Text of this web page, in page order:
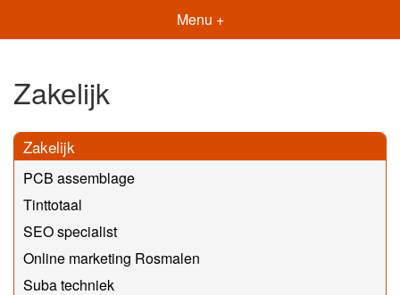
Menu +
Zakelijk
Zakelijk
PCB assemblage
Tinttotaal
SEO specialist
Online marketing Rosmalen
Suba techniek